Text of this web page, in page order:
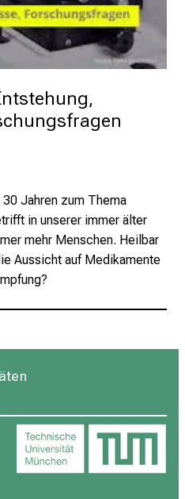
Jahren zum Thema
in unserer immer älter
mehr Menschen. Heilbar
Aussicht auf Medikamente